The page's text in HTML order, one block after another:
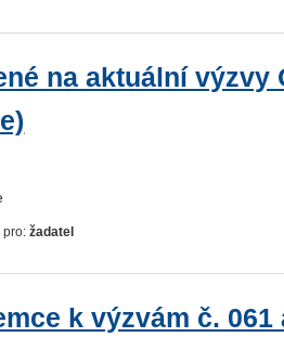
na aktuální výzvy
pro:žadatel
k výzvám č. 061